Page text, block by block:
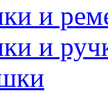
и
и